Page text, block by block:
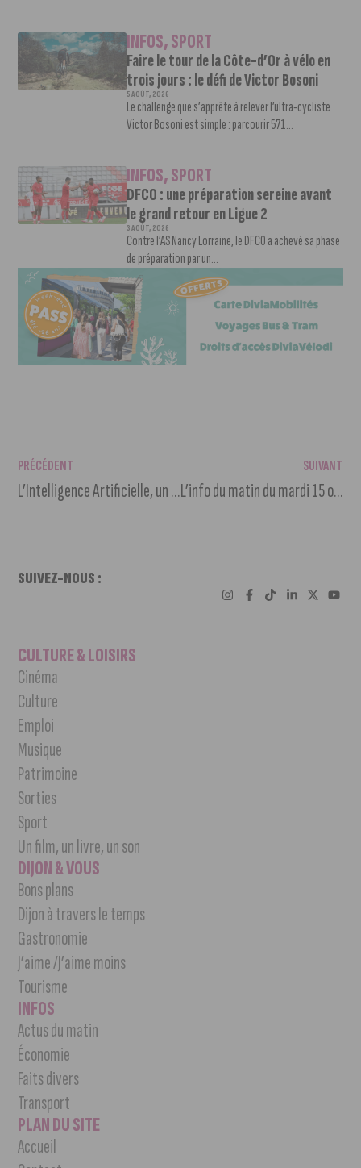
INFOS,SPORT
Faire le tour de la Côte-d’Or à vélo en
trois jours : le défi de Victor Bosoni
5 AOÛT, 2026
Le challenge que s’apprête à relever l’ultra-cycliste
Victor Bosoni est simple : parcourir 571...
INFOS,SPORT
DFCO : une préparation sereine avant
le grand retour en Ligue 2
3 AOÛT, 2026
Contre l’AS Nancy Lorraine, le DFCO a achevé sa phase
de préparation par un...
PRÉCÉDENT
L’Intelligence Artificielle, un levier de performance : l’IA Day Pro sera le 18 octobre
SUIVANT
L’info du matin du mardi 15 octobre 2024
SUIVEZ-NOUS :
CULTURE & LOISIRS
Cinéma
Culture
Emploi
Musique
Patrimoine
Sorties
Sport
Un film, un livre, un son
DIJON & VOUS
Bons plans
Dijon à travers le temps
Gastronomie
J’aime /J’aime moins
Tourisme
INFOS
Actus du matin
Économie
Faits divers
Transport
PLAN DU SITE
Accueil